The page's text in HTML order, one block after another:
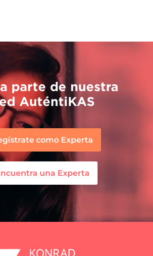
parte de nuestra
AuténtiKAS
como Experta
una Experta